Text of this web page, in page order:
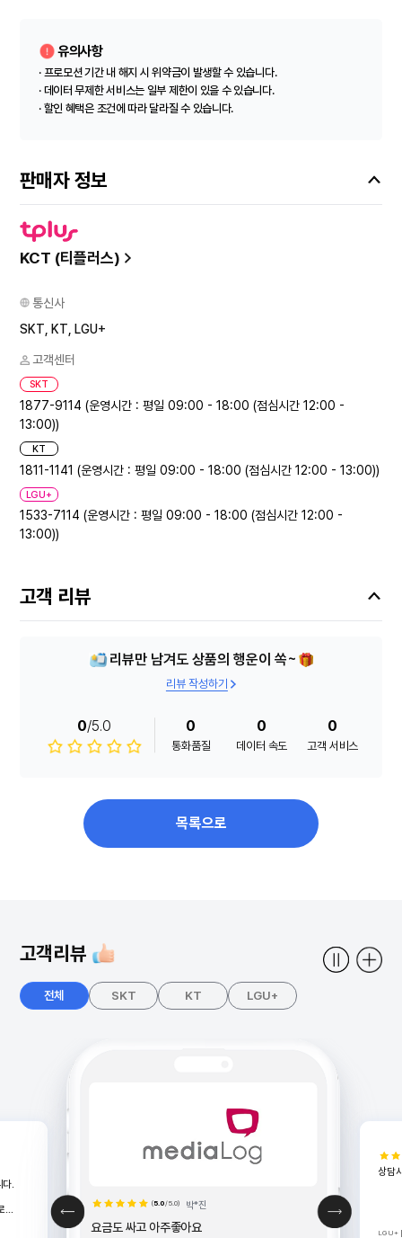
유의사항
· 프로모션 기간 내 해지 시 위약금이 발생할 수 있습니다.
· 데이터 무제한 서비스는 일부 제한이 있을 수 있습니다.
· 할인 혜택은 조건에 따라 달라질 수 있습니다.
판매자 정보
KCT (티플러스)
통신사
SKT, KT, LGU+
고객센터
SKT
1877-9114 (운영시간 : 평일 09:00 - 18:00 (점심시간 12:00 -
13:00))
KT
1811-1141 (운영시간 : 평일 09:00 - 18:00 (점심시간 12:00 - 13:00))
LGU+
1533-7114 (운영시간 : 평일 09:00 - 18:00 (점심시간 12:00 -
13:00))
고객 리뷰
리뷰만 남겨도 상품의 행운이 쏙~
리뷰 작성하기
0/5.0 0
통화품질
0
데이터 속도
0
고객 서비스
목록으로
고객리뷰
전체 SKT KT LGU+
다.
(5.0/5.0) 박*진
요금도 싸고 아주좋아요
상담
LGU+